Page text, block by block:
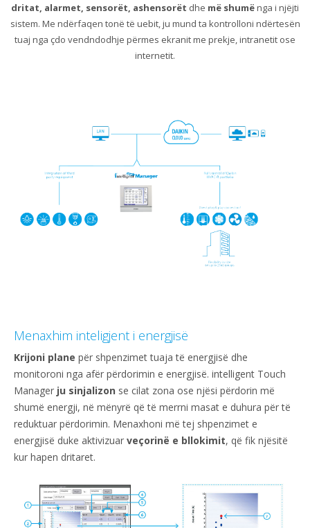
dritat, alarmet, sensorët, ashensorët dhe më shumënga i njëjti
sistem. Me ndërfaqen tonë të uebit, ju mund ta kontrolloni ndërtesën
tuaj nga çdo vendndodhje përmes ekranit me prekje, intranetit ose
internetit.
Menaxhim inteligjent i energjisë
Krijoni plane për shpenzimet tuaja të energjisë dhe
monitoroni nga afër përdorimin e energjisë. intelligent Touch
Manager ju sinjalizon se cilat zona ose njësi përdorin më
shumë energji, në mënyrë që të merrni masat e duhura për të
reduktuar përdorimin. Menaxhoni më tej shpenzimet e
energjisë duke aktivizuar veçorinë e bllokimit, që fik njësitë
kur hapen dritaret.